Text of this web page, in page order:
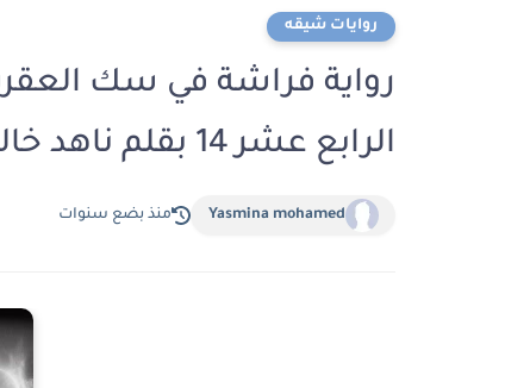
روايات شيقه
رواية فراشة في سك
الرابع عشر 14 بقلم ناهد خالد
Yasmina mohamed منذ بضع سنوات